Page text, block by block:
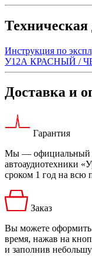
Инструкция по
У12А КРАСНЫЙ /
Доставка и
Гарантия
Мы — официальный
автоаудиотехники
сроком 1 год на всю
Заказ
Вы можете оформить
время, нажав на
и заполнив